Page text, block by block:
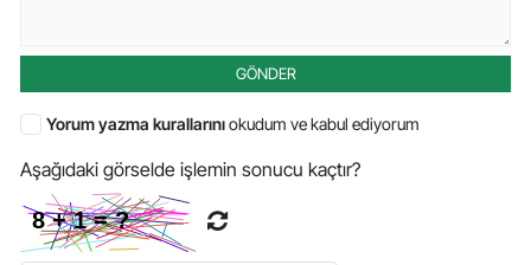
GÖNDER
Yorum yazma kurallarınıokudum ve kabul ediyorum
Aşağıdaki görselde işlemin sonucu kaçtır?